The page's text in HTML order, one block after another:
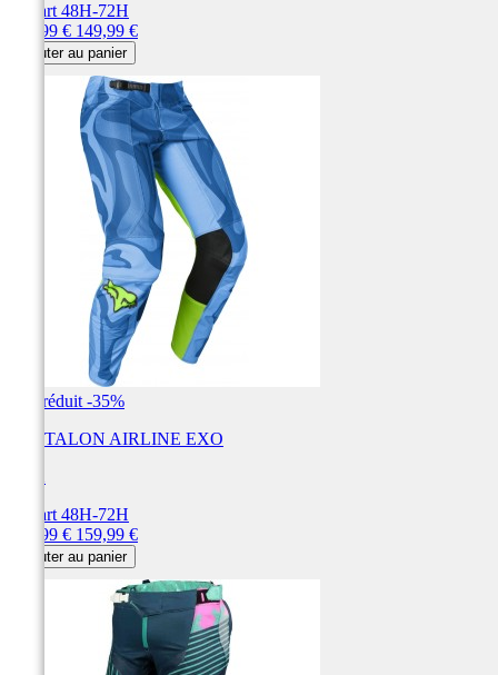
Départ 48H-72H
119,99 € Prix
de
base
149,99 €
Ajouter au panier
Prix réduit -35%
PANTALON AIRLINE EXO
Départ 48H-72H
103,99 € Prix
de
base
159,99 €
Ajouter au panier